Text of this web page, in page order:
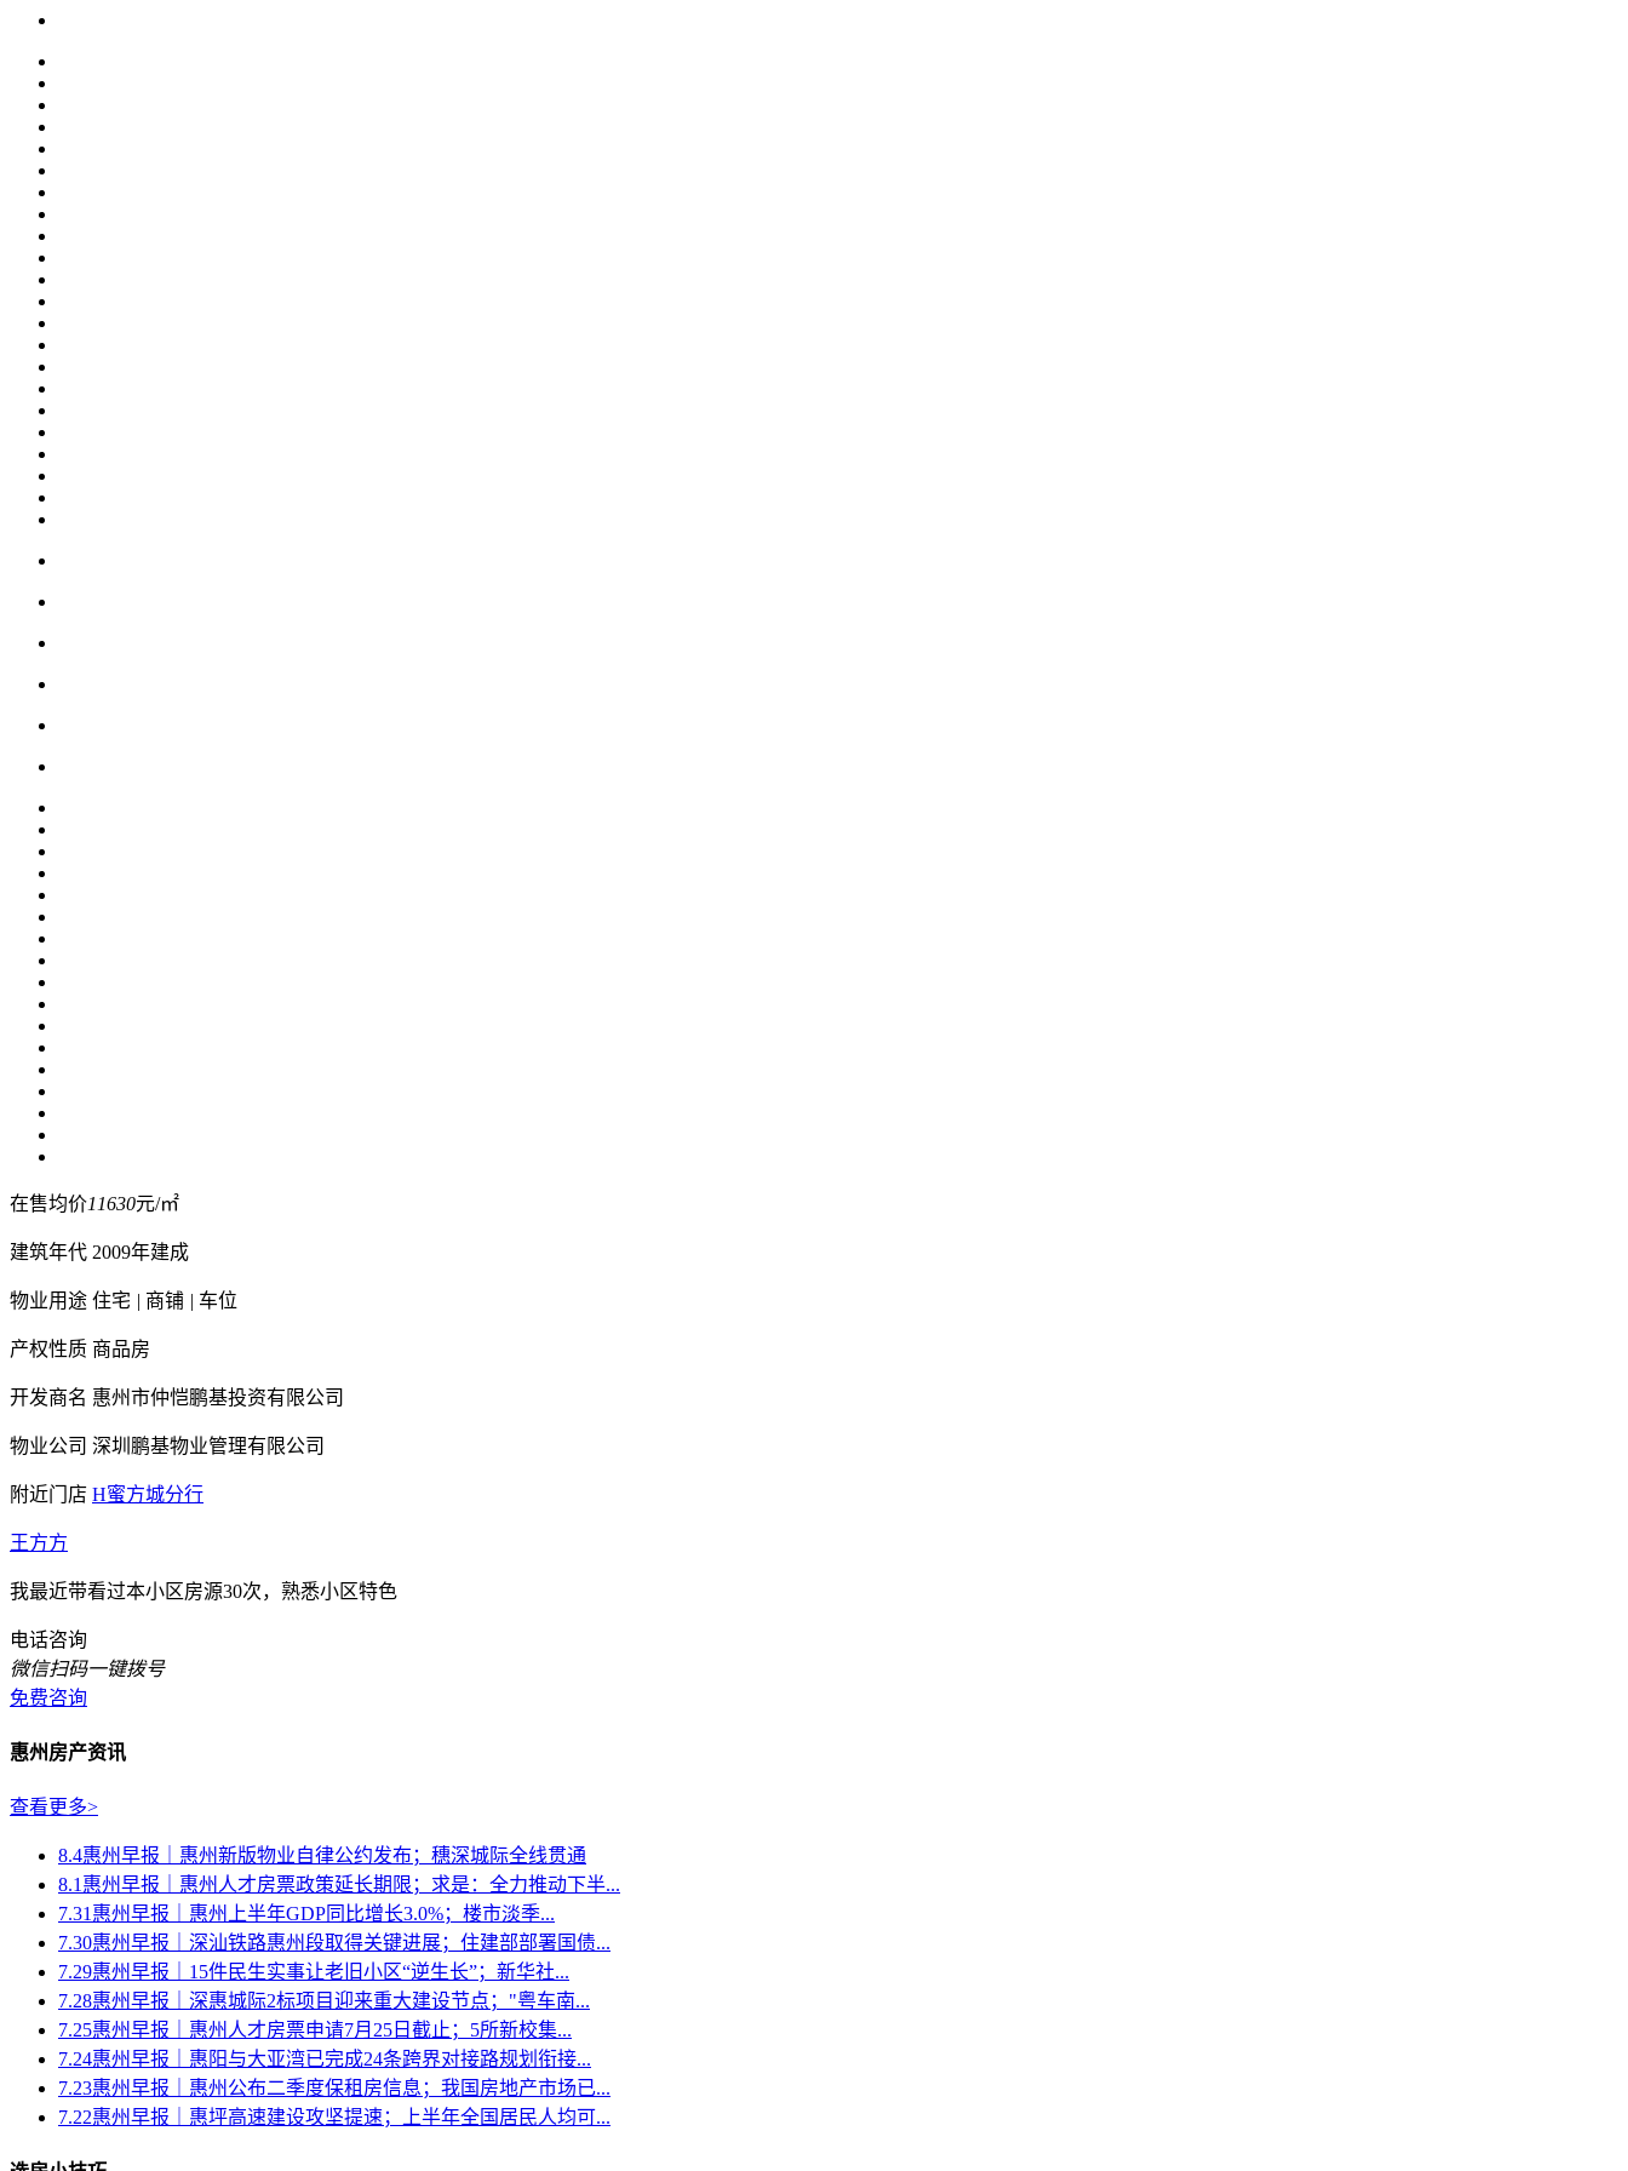
在售均价11630元/㎡
建筑年代 2009年建成
物业用途 住宅 | 商铺 | 车位
产权性质 商品房
开发商名 惠州市仲恺鹏基投资有限公司
物业公司 深圳鹏基物业管理有限公司
附近门店 H蜜方城分行
王方方
我最近带看过本小区房源30次，熟悉小区特色
电话咨询
微信扫码一键拨号
免费咨询
惠州房产资讯
查看更多>
8.4惠州早报｜惠州新版物业自律公约发布；穗深城际全线贯通
8.1惠州早报｜惠州人才房票政策延长期限；求是：全力推动下半...
7.31惠州早报｜惠州上半年GDP同比增长3.0%；楼市淡季...
7.30惠州早报｜深汕铁路惠州段取得关键进展；住建部部署国债...
7.29惠州早报｜15件民生实事让老旧小区“逆生长”；新华社...
7.28惠州早报｜深惠城际2标项目迎来重大建设节点；"粤车南...
7.25惠州早报｜惠州人才房票申请7月25日截止；5所新校集...
7.24惠州早报｜惠阳与大亚湾已完成24条跨界对接路规划衔接...
7.23惠州早报｜惠州公布二季度保租房信息；我国房地产市场已...
7.22惠州早报｜惠坪高速建设攻坚提速；上半年全国居民人均可...